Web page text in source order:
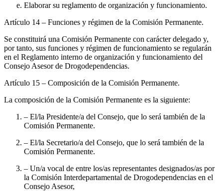
Elaborar su reglamento de organización y funcionamiento.
Artículo 14 – Funciones y régimen de la Comisión Permanente.
Se constituirá una Comisión Permanente con carácter delegado y,
por tanto, sus funciones y régimen de funcionamiento se regularán
en el Reglamento interno de organización y funcionamiento del
Consejo Asesor de Drogodependencias.
Artículo 15 – Composición de la Comisión Permanente.
La composición de la Comisión Permanente es la siguiente:
– El/la Presidente/a del Consejo, que lo será también de la
Comisión Permanente.
– El/la Secretario/a del Consejo, que lo será también de la
Comisión Permanente.
– Un/a vocal de entre los/as representantes designados/as por
la Comisión Interdepartamental de Drogodependencias en el
Consejo Asesor,